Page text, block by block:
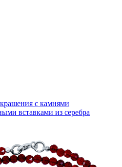
с камнями
вставками из серебра